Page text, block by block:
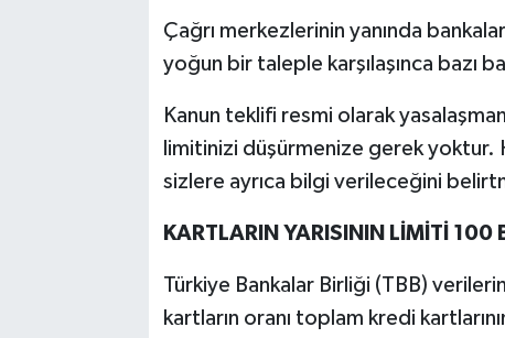
Çağrı merkezlerinin yanın­da
yoğun bir taleple karşılaşınca bazı
Kanun teklifi resmi olarak
limitini­zi düşürmenize gerek yoktur.
sizlere ayrıca bilgi verileceğini
KARTLARIN YARISININ LİMİTİ 100
Türkiye Bankalar Birliği (TBB)
kartların oranı toplam kredi